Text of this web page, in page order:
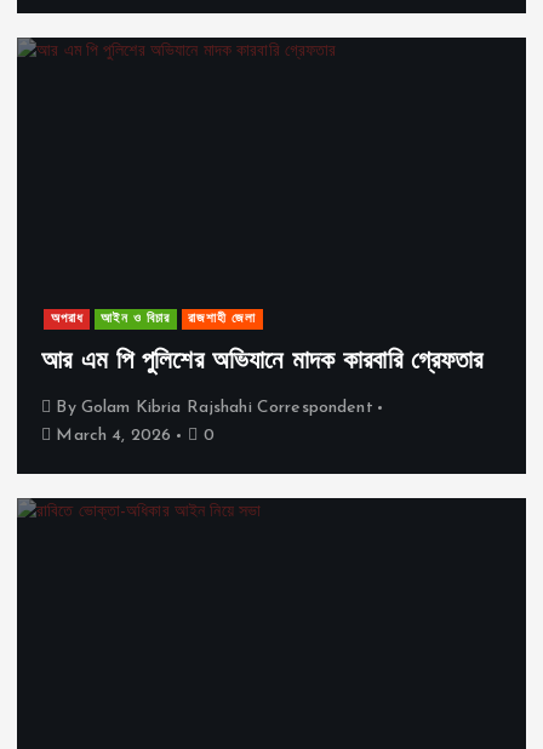
অপরাধ আইন ও বিচার রাজশাহী জেলা
আর এম পি পুলিশের অভিযানে মাদক কারবারি গ্রেফতার
By Golam Kibria Rajshahi Correspondent
March 4, 2026
0